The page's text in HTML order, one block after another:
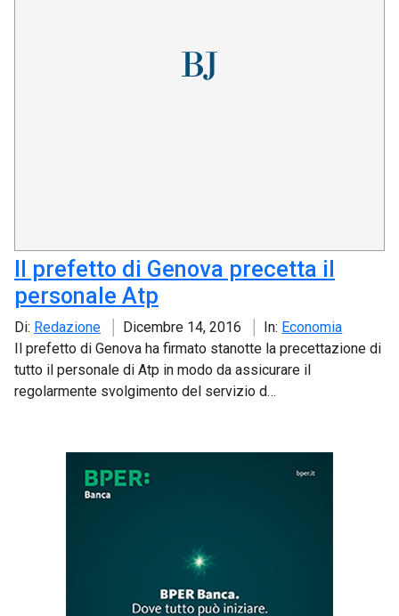
Il prefetto di Genova precetta il
personale Atp
Di: Redazione Dicembre 14, 2016 In: Economia
Il prefetto di Genova ha firmato stanotte la precettazione di
tutto il personale di Atp in modo da assicurare il
regolarmente svolgimento del servizio d…